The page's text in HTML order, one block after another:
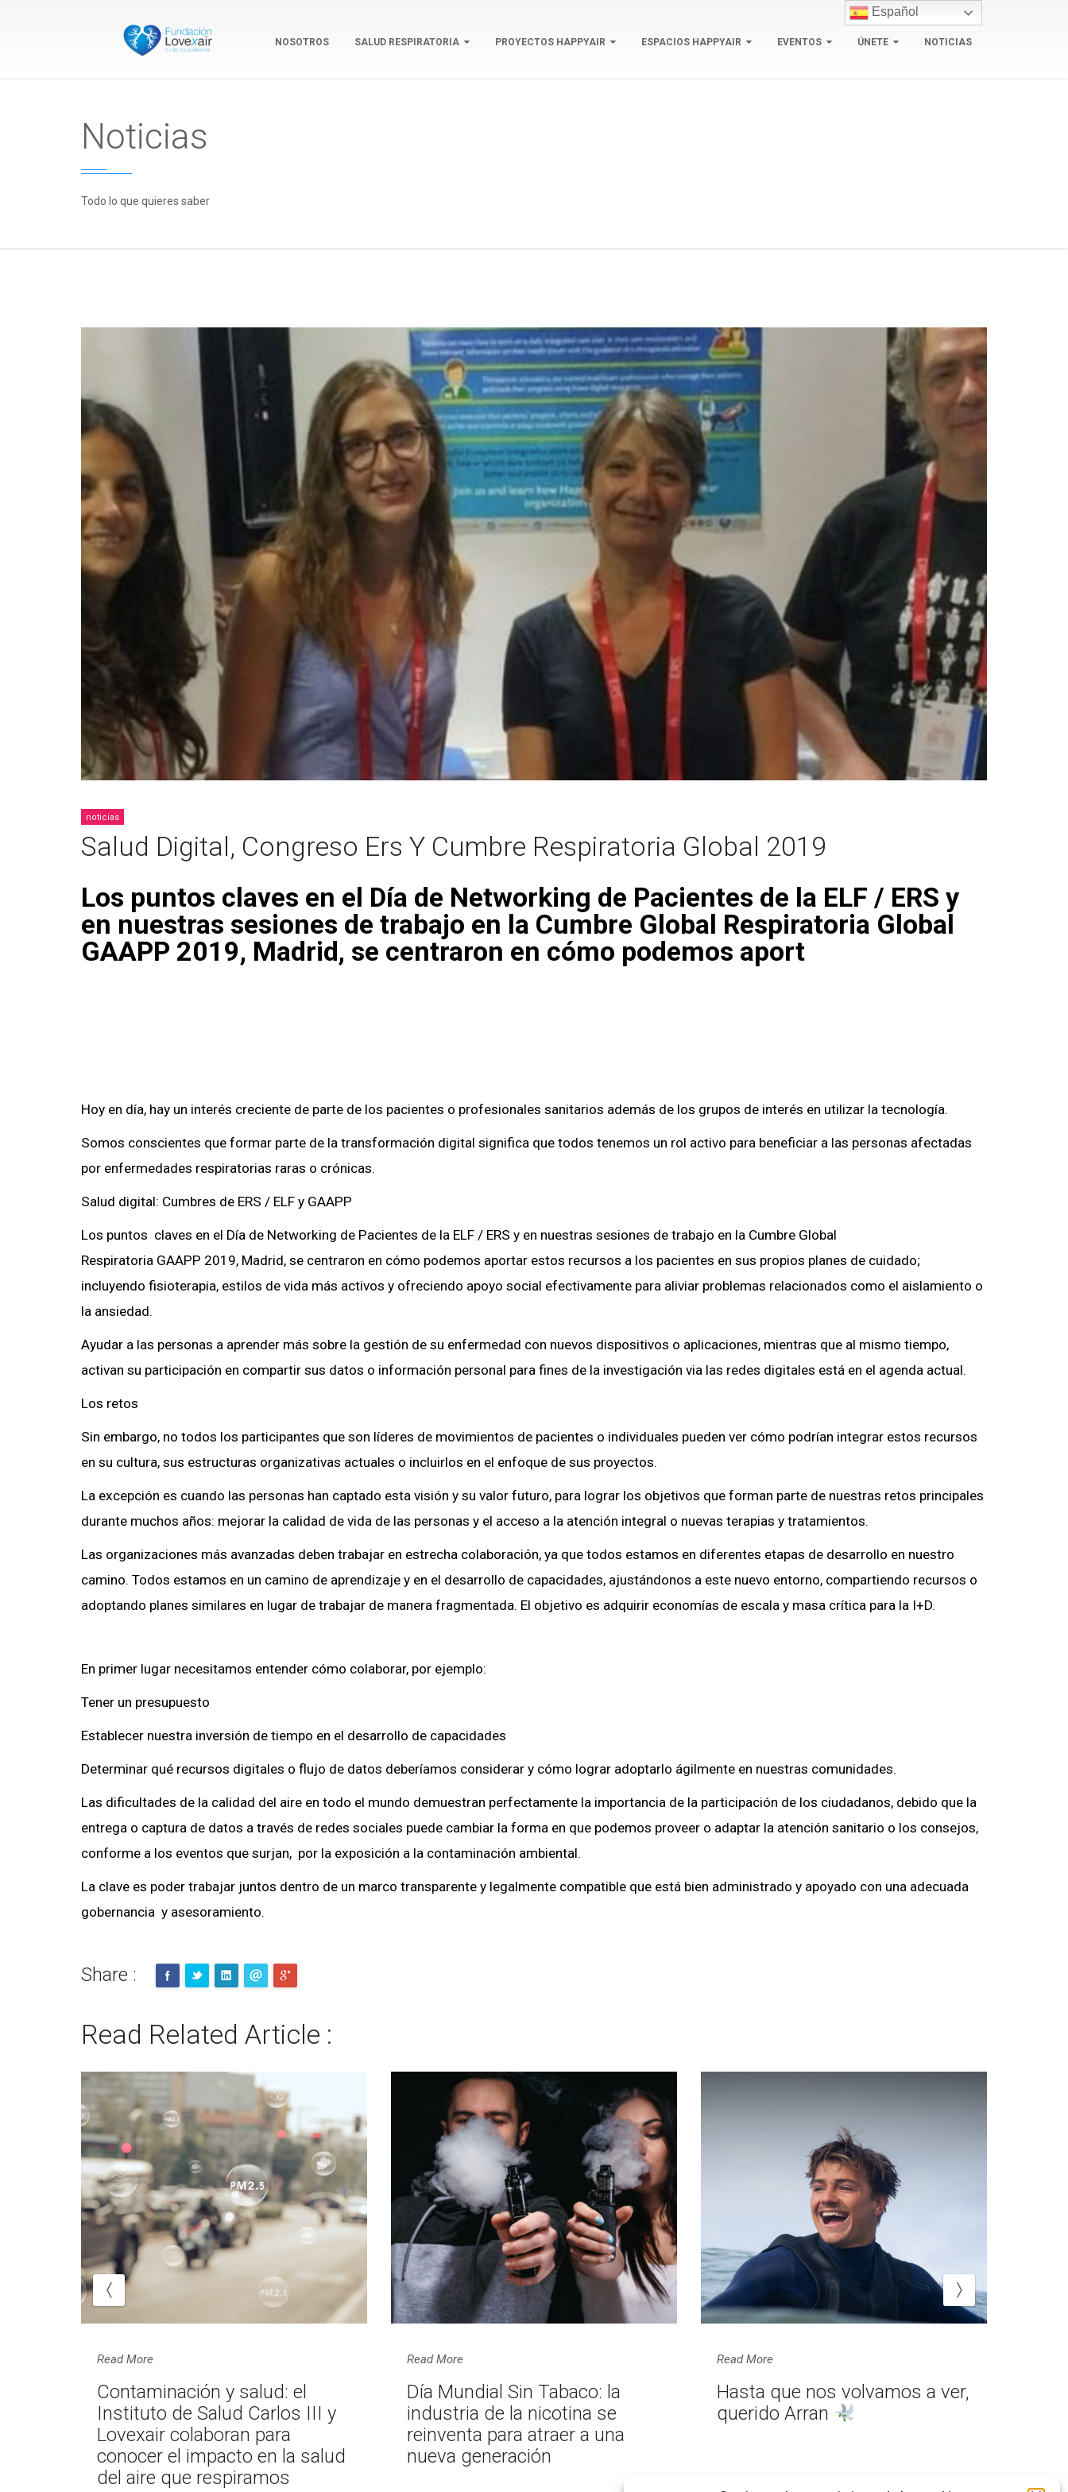
NOSOTROS SALUD RESPIRATORIA PROYECTOS HAPPYAIR ESPACIOS HAPPYAIR EVENTOS ÚNETE NOTICIAS
Noticias
Todo lo que quieres saber
noticias
Salud Digital, Congreso Ers Y Cumbre Respiratoria Global 2019
Los puntos claves en el Día de Networking de Pacientes de la ELF / ERS y
en nuestras sesiones de trabajo en la Cumbre Global Respiratoria Global
GAAPP 2019, Madrid, se centraron en cómo podemos aport
Hoy en día, hay un interés creciente de parte de los pacientes o profesionales sanitarios además de los grupos de interés en utilizar la tecnología.
Somos conscientes que formar parte de la transformación digital significa que todos tenemos un rol activo para beneficiar a las personas afectadas
por enfermedades respiratorias raras o crónicas.
Salud digital: Cumbres de ERS / ELF y GAAPP
Los puntos claves en el Día de Networking de Pacientes de la ELF / ERS y en nuestras sesiones de trabajo en la Cumbre Global
Respiratoria GAAPP 2019, Madrid, se centraron en cómo podemos aportar estos recursos a los pacientes en sus propios planes de cuidado;
incluyendo fisioterapia, estilos de vida más activos y ofreciendo apoyo social efectivamente para aliviar problemas relacionados como el aislamiento o
la ansiedad.
Ayudar a las personas a aprender más sobre la gestión de su enfermedad con nuevos dispositivos o aplicaciones, mientras que al mismo tiempo,
activan su participación en compartir sus datos o información personal para fines de la investigación via las redes digitales está en el agenda actual.
Los retos
Sin embargo, no todos los participantes que son líderes de movimientos de pacientes o individuales pueden ver cómo podrían integrar estos recursos
en su cultura, sus estructuras organizativas actuales o incluirlos en el enfoque de sus proyectos.
La excepción es cuando las personas han captado esta visión y su valor futuro, para lograr los objetivos que forman parte de nuestras retos principales
durante muchos años: mejorar la calidad de vida de las personas y el acceso a la atención integral o nuevas terapias y tratamientos.
Las organizaciones más avanzadas deben trabajar en estrecha colaboración, ya que todos estamos en diferentes etapas de desarrollo en nuestro
camino. Todos estamos en un camino de aprendizaje y en el desarrollo de capacidades, ajustándonos a este nuevo entorno, compartiendo recursos o
adoptando planes similares en lugar de trabajar de manera fragmentada. El objetivo es adquirir economías de escala y masa crítica para la I+D.
En primer lugar necesitamos entender cómo colaborar, por ejemplo:
Tener un presupuesto
Establecer nuestra inversión de tiempo en el desarrollo de capacidades
Determinar qué recursos digitales o flujo de datos deberíamos considerar y cómo lograr adoptarlo ágilmente en nuestras comunidades.
Las dificultades de la calidad del aire en todo el mundo demuestran perfectamente la importancia de la participación de los ciudadanos, debido que la
entrega o captura de datos a través de redes sociales puede cambiar la forma en que podemos proveer o adaptar la atención sanitario o los consejos,
conforme a los eventos que surjan, por la exposición a la contaminación ambiental.
La clave es poder trabajar juntos dentro de un marco transparente y legalmente compatible que está bien administrado y apoyado con una adecuada
gobernancia y asesoramiento.
Share :
Read Related Article :
Read More
Contaminación y salud: el
Instituto de Salud Carlos III y
Lovexair colaboran para
conocer el impacto en la salud
del aire que respiramos
Read More
Día Mundial Sin Tabaco: la
industria de la nicotina se
reinventa para atraer a una
nueva generación
Read More
Hasta que nos volvamos a ver,
querido Arran
Español